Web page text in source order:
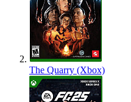
The Quarry (Xbox)